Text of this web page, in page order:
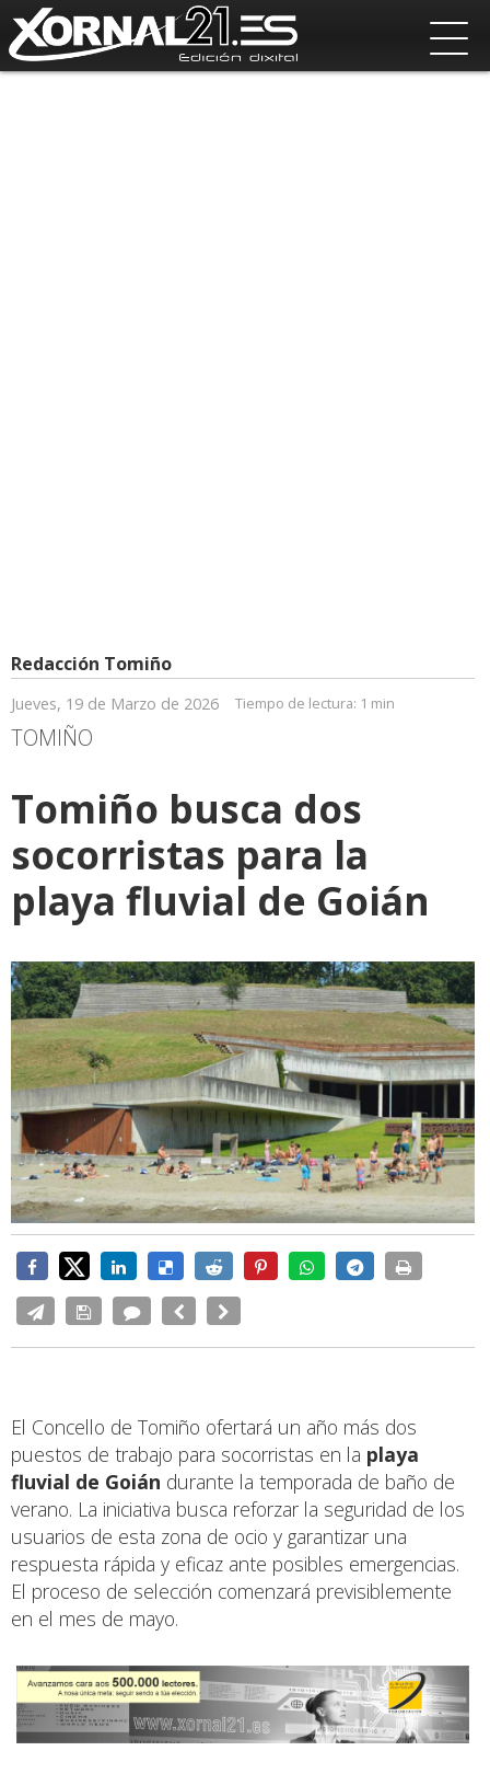
Redacción Tomiño
Jueves, 19 de Marzo de 2026 Tiempo de lectura: 1 min
TOMIÑO
Tomiño busca dos
socorristas para la
playa fluvial de Goián
El Concello de Tomiño ofertará un año más dos
puestos de trabajo para socorristas en la playa
fluvial de Goián durante la temporada de baño de
verano. La iniciativa busca reforzar la seguridad de los
usuarios de esta zona de ocio y garantizar una
respuesta rápida y eficaz ante posibles emergencias.
El proceso de selección comenzará previsiblemente
en el mes de mayo.